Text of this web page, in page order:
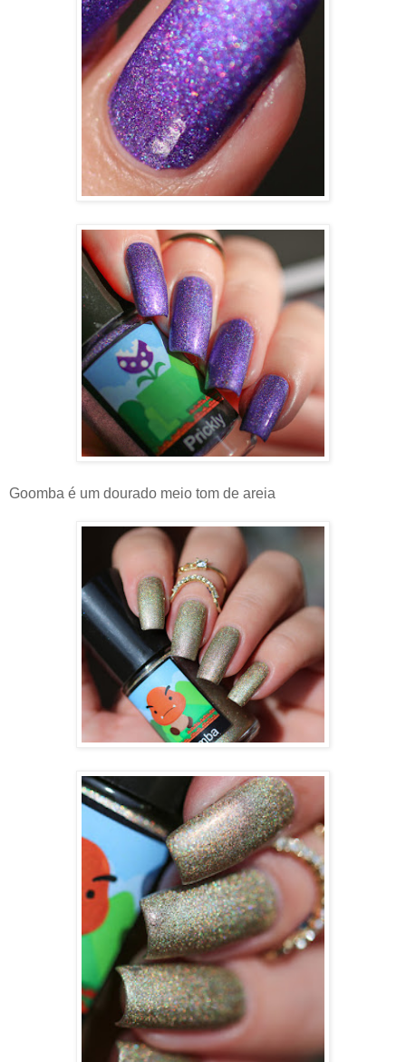
Goomba é um dourado meio tom de areia